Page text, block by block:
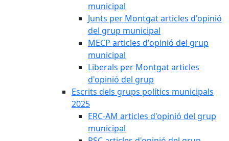
municipal
Junts per Montgat articles d'opinió
del grup municipal
MECP articles d'opinió del grup
municipal
Liberals per Montgat articles
d'opinió del grup
Escrits dels grups polítics municipals
2025
ERC-AM articles d'opinió del grup
municipal